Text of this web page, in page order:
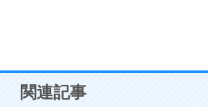
ことが大切。
関連記事